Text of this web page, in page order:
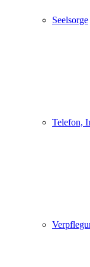
Seelsorge
Telefon,